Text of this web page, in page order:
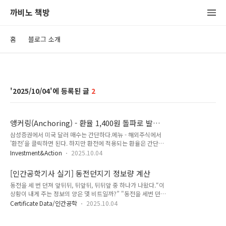
까비노 책방
홈 블로그 소개
2025/10/04 2
앵커링(Anchoring) - 환율 1,400원 돌파로 발이
묶이다.
삼성증권에서 미국 달러 매수는 간단하다.메뉴 - 해외주식에서
'환전'을 클릭하면 된다. 하지만 환전에 적용되는 환율은 간단하
지 않다.9월 초 1달러 기준 매수기준환율은 1,397.09원이었
며1,400원대를 돌파했기 때문이다. 1,400원이라는 심리선은
환전을 망설이게 했다.이는 S&P지수 상승에 올라타지 못하는
데 한몫할 수 있다. 왜 발이 묶였는가? 앵커링(Anchoring):
‘1,400원’ 숫자에 마음이 고정됐다. 이전의 1,39x를 기준점으로
삼아, 그 이상에서의 환전이 “손해”처럼 느껴진다.손실회피
Investment&Action 2025.10.04
[인간공학기사 실기] 동전던지기 정보량 계산
동전을 세 번 던져 앞뒤뒤, 뒤앞뒤, 뒤뒤앞 중 하나가 나왔다.“이
상황이 내게 주는 정보의 양은 몇 비트일까?” "동전을 세번 던져
뒷면이 2번 나오는 경우 정보량 계산"동전을 3번 던져 가능한
Certificate Data/인간공학 2025.10.04